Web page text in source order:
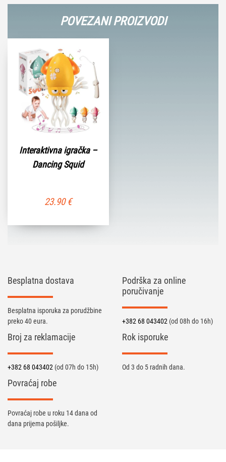
POVEZANI PROIZVODI
Interaktivna igračka –
Dancing Squid
23.90€
Besplatna dostava
Besplatna isporuka za porudžbine
preko 40 eura.
Podrška za online
poručivanje
+382 68 043402 (od 08h do 16h)
Broj za reklamacije
+382 68 043402 (od 07h do 15h)
Rok isporuke
Od 3 do 5 radnih dana.
Povraćaj robe
Povraćaj robe u roku 14 dana od
dana prijema pošiljke.